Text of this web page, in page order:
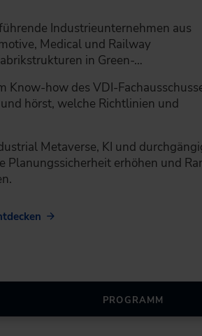
Industrieunternehmen aus
Medical und Railway
in Green-…
Know-how des VDI-
hörst, welche Richtlinien und
Metaverse, KI und
Planungssicherheit erhöhen und
PROGRAMM